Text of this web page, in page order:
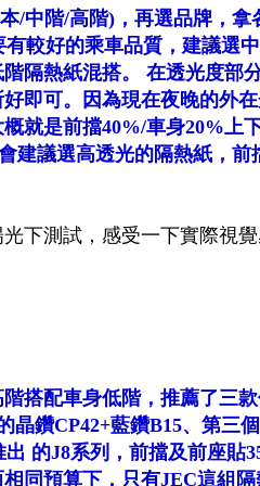
/中階/高階)，再選品牌，拿
較好的乘車品質，建議選
隔熱紙混搭。 在透光度部
即可。因為現在夜晚的外
就是前擋40%/車身20%上
建議選高透光的隔熱紙，前
下測試，感受一下實際視覺
搭配車身低階，推薦了三
晶鑽CP42+藍鑽B15、第三
的J8系列，前擋及前座貼
同預算下，只有JEC這組